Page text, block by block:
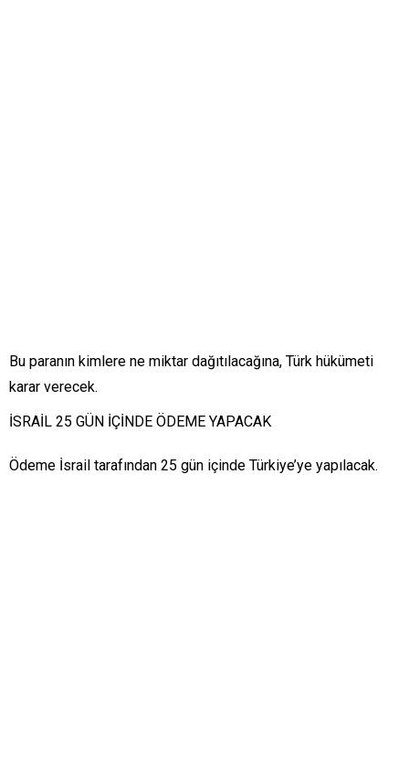
Bu paranın kimlere ne miktar dağıtılacağına, Türk hükümeti
karar verecek.
İSRAİL 25 GÜN İÇİNDE ÖDEME YAPACAK
Ödeme İsrail tarafından 25 gün içinde Türkiye’ye yapılacak.